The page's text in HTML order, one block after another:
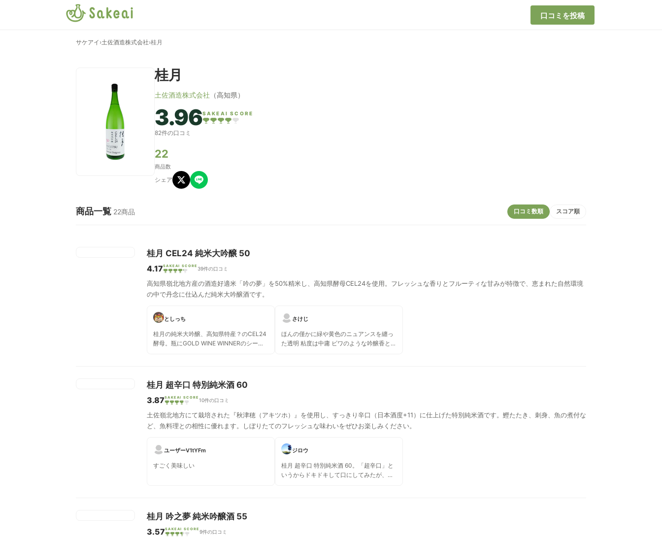
口コミを投稿
サケアイ ›土佐酒造株式会社›桂月
桂月
土佐酒造株式会社 （高知県）
3.96SAKEAI SCORE
82件の口コミ
22
商品数
シェア
商品一覧 22商品 口コミ数順 スコア順
桂月 CEL24 純米大吟醸 50
4.17SAKEAI SCORE 39件の口コミ
高知県嶺北地方産の酒造好適米「吟の夢」を50%精米し、高知県酵母CEL24を使用。フレッシュな香りとフルーティな甘みが特徴で、恵まれた自然環境
の中で丹念に仕込んだ純米大吟醸酒です。
としっち
桂月の純米大吟醸、高知県特産？のCEL24
酵母。瓶にGOLD WINE WINNERのシール
さけじ
ほんの僅かに緑や黄色のニュアンスを纏っ
た透明 粘度は中庸 ビワのような吟醸香と旨
桂月 超辛口 特別純米酒 60
3.87SAKEAI SCORE 10件の口コミ
土佐嶺北地方にて栽培された『秋津穂（アキツホ）』を使用し、すっきり辛口（日本酒度+11）に仕上げた特別純米酒です。鰹たたき、刺身、魚の煮付な
ど、魚料理との相性に優れます。しぼりたてのフレッシュな味わいをぜひお楽しみください。
ユーザーV1tYFm
すごく美味しい
ジロウ
桂月 超辛口 特別純米酒 60。「超辛口」と
いうからドキドキして口にしてみたが、か
桂月 吟之夢 純米吟醸酒 55
3.57SAKEAI SCORE 9件の口コミ